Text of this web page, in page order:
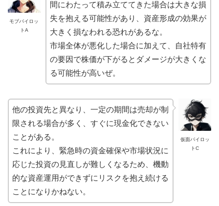
モブパイロッ
トA
間にわたって積み立ててきた場合は大きな損
失を抱える可能性があり、資産形成の効果が
大きく損なわれる恐れがあるな。
市場全体が悪化した場合に加えて、自社特有
の要因で株価が下がるとダメージが大きくな
る可能性が高いぜ。
仮面パイロッ
トC
他の投資先と異なり、一定の期間は売却が制
限される場合が多く、すぐに現金化できない
ことがある。
これにより、緊急時の資金確保や市場状況に
応じた投資の見直しが難しくなるため、機動
的な資産運用ができずにリスクを抱え続ける
ことになりかねない。